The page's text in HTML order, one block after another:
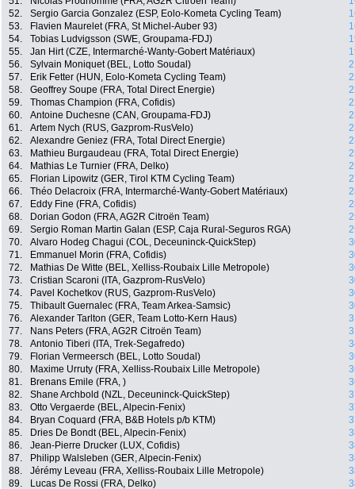
52.
Sergio Garcia Gonzalez (ESP, Eolo-Kometa Cycling Team)
53.
Flavien Maurelet (FRA, St Michel-Auber 93)
54.
Tobias Ludvigsson (SWE, Groupama-FDJ)
55.
Jan Hirt (CZE, Intermarché-Wanty-Gobert Matériaux)
56.
Sylvain Moniquet (BEL, Lotto Soudal)
57.
Erik Fetter (HUN, Eolo-Kometa Cycling Team)
58.
Geoffrey Soupe (FRA, Total Direct Energie)
59.
Thomas Champion (FRA, Cofidis)
60.
Antoine Duchesne (CAN, Groupama-FDJ)
61.
Artem Nych (RUS, Gazprom-RusVelo)
62.
Alexandre Geniez (FRA, Total Direct Energie)
63.
Mathieu Burgaudeau (FRA, Total Direct Energie)
64.
Mathias Le Turnier (FRA, Delko)
65.
Florian Lipowitz (GER, Tirol KTM Cycling Team)
66.
Théo Delacroix (FRA, Intermarché-Wanty-Gobert Matériaux)
67.
Eddy Fine (FRA, Cofidis)
68.
Dorian Godon (FRA, AG2R Citroën Team)
69.
Sergio Roman Martin Galan (ESP, Caja Rural-Seguros RGA)
70.
Alvaro Hodeg Chagui (COL, Deceuninck-QuickStep)
71.
Emmanuel Morin (FRA, Cofidis)
72.
Mathias De Witte (BEL, Xelliss-Roubaix Lille Metropole)
73.
Cristian Scaroni (ITA, Gazprom-RusVelo)
74.
Pavel Kochetkov (RUS, Gazprom-RusVelo)
75.
Thibault Guernalec (FRA, Team Arkea-Samsic)
76.
Alexander Tarlton (GER, Team Lotto-Kern Haus)
77.
Nans Peters (FRA, AG2R Citroën Team)
78.
Antonio Tiberi (ITA, Trek-Segafredo)
79.
Florian Vermeersch (BEL, Lotto Soudal)
80.
Maxime Urruty (FRA, Xelliss-Roubaix Lille Metropole)
81.
Brenans Emile (FRA, )
82.
Shane Archbold (NZL, Deceuninck-QuickStep)
83.
Otto Vergaerde (BEL, Alpecin-Fenix)
84.
Bryan Coquard (FRA, B&B Hotels p/b KTM)
85.
Dries De Bondt (BEL, Alpecin-Fenix)
86.
Jean-Pierre Drucker (LUX, Cofidis)
87.
Philipp Walsleben (GER, Alpecin-Fenix)
88.
Jérémy Leveau (FRA, Xelliss-Roubaix Lille Metropole)
89.
Lucas De Rossi (FRA, Delko)